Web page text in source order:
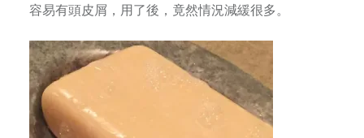
容易有頭皮屑，用了後，竟然情況減緩很多。